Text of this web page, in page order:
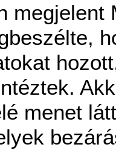
megjelent
menet